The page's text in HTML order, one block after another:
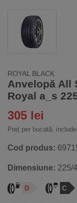
ROYAL BLACK
Anvelopă All
Royal a_s
305 lei
Preț per bucată,
Cod produs:
Dimensiune: 225/
D C